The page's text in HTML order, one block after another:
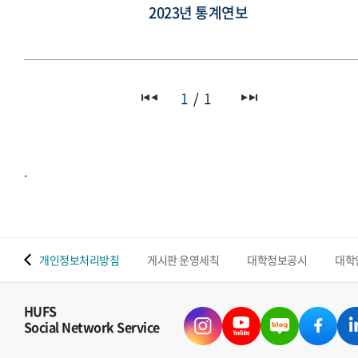
2023년 통계연보
1 1
.
개인정보처리방침 게시판 운영세칙 대학정보공시 대
HUFS
Social Network Service